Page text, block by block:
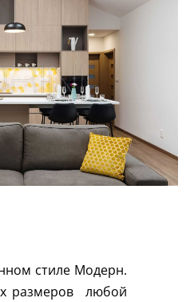
стиле Модерн.
размеров любой